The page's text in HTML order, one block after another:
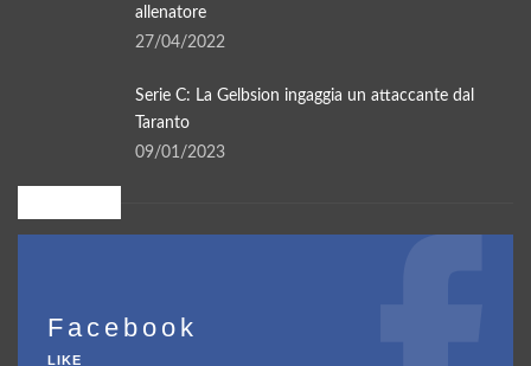
allenatore
27/04/2022
Serie C: La Gelbsion ingaggia un attaccante dal
Taranto
09/01/2023
Facebook
LIKE